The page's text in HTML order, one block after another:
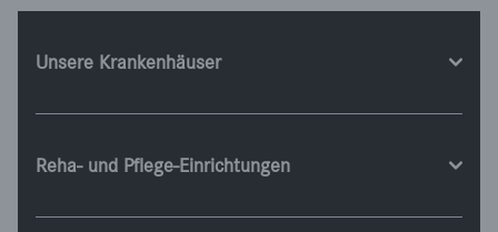
Unsere Krankenhäuser
Reha- und Pflege-Einrichtungen